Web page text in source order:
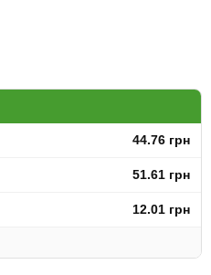
44.76 грн
51.61 грн
12.01 грн